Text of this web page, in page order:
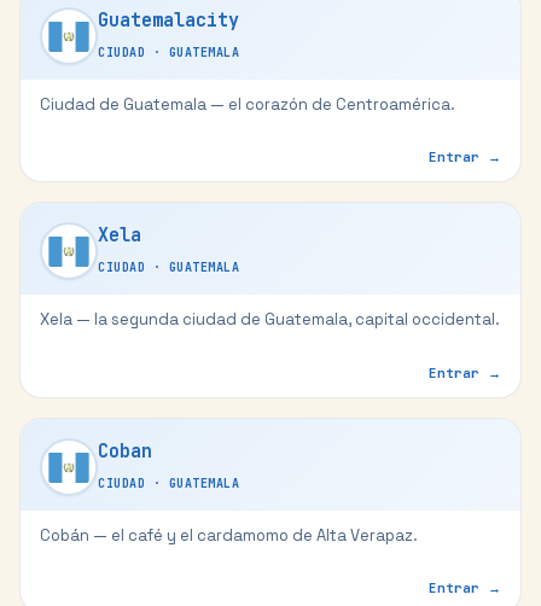
Guatemalacity
CIUDAD · GUATEMALA
Ciudad de Guatemala — el corazón de Centroamérica.
Entrar →
Xela
CIUDAD · GUATEMALA
Xela — la segunda ciudad de Guatemala, capital occidental.
Entrar →
Coban
CIUDAD · GUATEMALA
Cobán — el café y el cardamomo de Alta Verapaz.
Entrar →